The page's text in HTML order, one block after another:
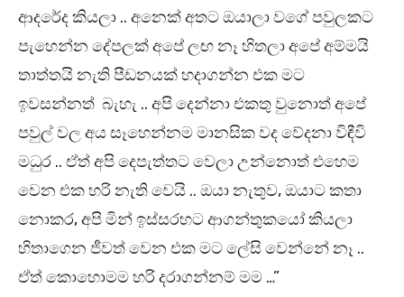
ආදරේද කියලා .. අනෙක් අතට ඔයාලා වගේ පවුලකට
පැහෙන්න දේපලක් අපේ ලඟ නෑ හිතලා අපේ අම්මයි
තාත්තයි නැති පීඩනයක් හදාගන්න එක මට
ඉවසන්නත් බැහැ .. අපි දෙන්නා එකතු වුනොත් අපේ
පවුල් වල අය සෑහෙන්නම මානසික වද වේදනා විඳීවි
මධුර .. ඒත් අපි දෙපැත්තට වෙලා උන්නොත් එහෙම
වෙන එක හරි නැති වෙයි .. ඔයා නැතුව, ඔයාට කතා
නොකර, අපි මින් ඉස්සරහට ආගන්තුකයෝ කියලා
හිතාගෙන ජීවත් වෙන එක මට ලේසි වෙන්නේ නෑ ..
ඒත් කොහොමම හරි දරාගන්නම් මම …”